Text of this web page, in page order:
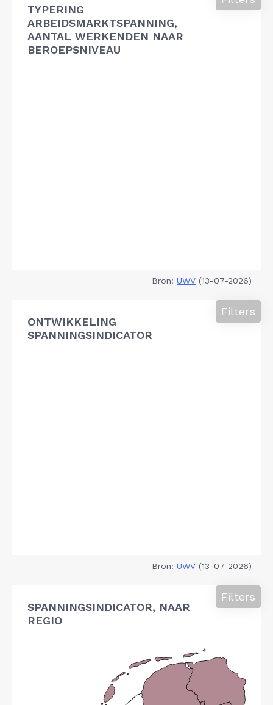
TYPERING
ARBEIDSMARKTSPANNING,
AANTAL WERKENDEN NAAR
BEROEPSNIVEAU
Bron: UWV (13-07-2026)
ONTWIKKELING
SPANNINGSINDICATOR
Filters
Bron: UWV (13-07-2026)
SPANNINGSINDICATOR, NAAR
REGIO
Filters